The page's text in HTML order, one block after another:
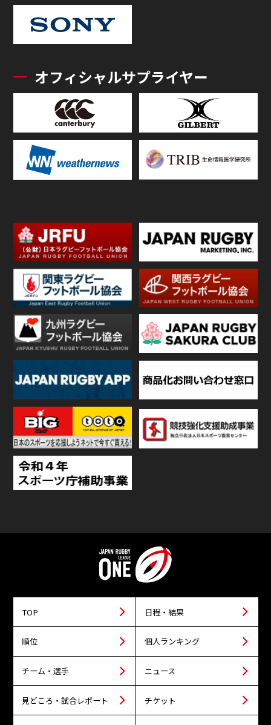
オフィシャルサプライヤー
TOP 日程・結果
順位 個人ランキング
チーム・選手 ニュース
見どころ・試合レポート チケット